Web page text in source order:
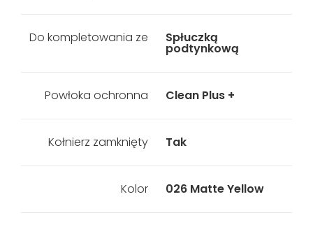
Do kompletowania ze Spłuczką
podtynkową
Powłoka ochronna Clean Plus +
Kołnierz zamknięty Tak
Kolor 026 Matte Yellow